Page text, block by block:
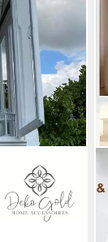
Deko für